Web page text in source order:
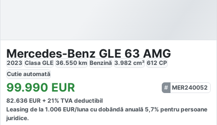
Mercedes-Benz GLE 63 AMG
2023 Clasa GLE 36.550 km Benzină 3.982 cm³ 612 CP
Cutie automată
99.990 EUR
MER240052
82.636 EUR + 21% TVA deductibil
Leasing de la 1.006 EUR/luna cu dobăndă anuală 5,7% pentru persoane
juridice.